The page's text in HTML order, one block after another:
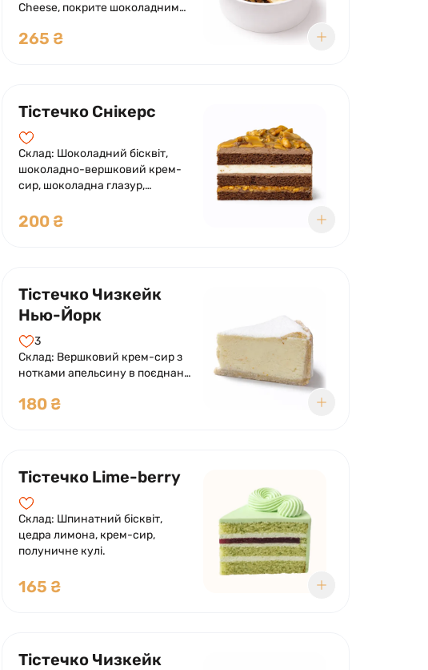
Cheese, покрите шоколадним
265 ₴
Тістечко Снікерс
Склад: Шоколадний бісквіт,
шоколадно-вершковий крем-
сир, шоколадна глазур,
арахіс, нуга.
200 ₴
Тістечко Чизкейк
Нью-Йорк
3
Склад: Вершковий крем-сир з
нотками апельсину в поєднанні
цукрова пудра.
180 ₴
Тістечко Lime-berry
Склад: Шпинатний бісквіт,
цедра лимона, крем-сир,
полуничне кулі.
165 ₴
Тістечко Чизкейк